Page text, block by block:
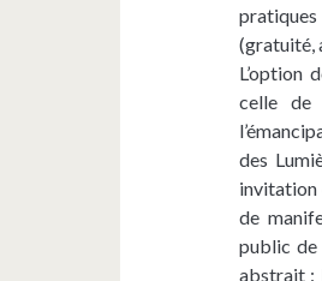
pratiques
(gratuité,
L’option
celle de
des
invitation
de
public de
abstrait :